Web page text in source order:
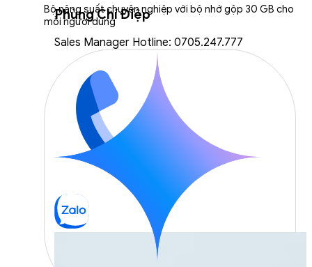
Phùng Chí Điệp
Sales Manager Hotline: 0705.247.777
Bộ năng suất chuyên nghiệp với bộ nhớ gộp 30 GB cho
mỗi người dùng